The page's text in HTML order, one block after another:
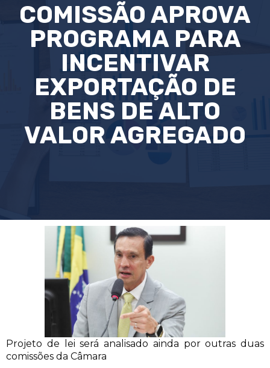
COMISSÃO APROVA
PROGRAMA PARA
INCENTIVAR
EXPORTAÇÃO DE
BENS DE ALTO
VALOR AGREGADO
Projeto de lei será analisado ainda por outras duas
comissões da Câmara